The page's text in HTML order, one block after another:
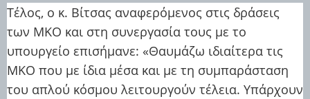
Τέλος, ο κ. Βίτσας αναφερόμενος στις δράσεις
των ΜΚΟ και στη συνεργασία τους με το
υπουργείο επισήμανε: «Θαυμάζω ιδιαίτερα τις
ΜΚΟ που με ίδια μέσα και με τη συμπαράσταση
του απλού κόσμου λειτουργούν τέλεια. Υπάρχουν